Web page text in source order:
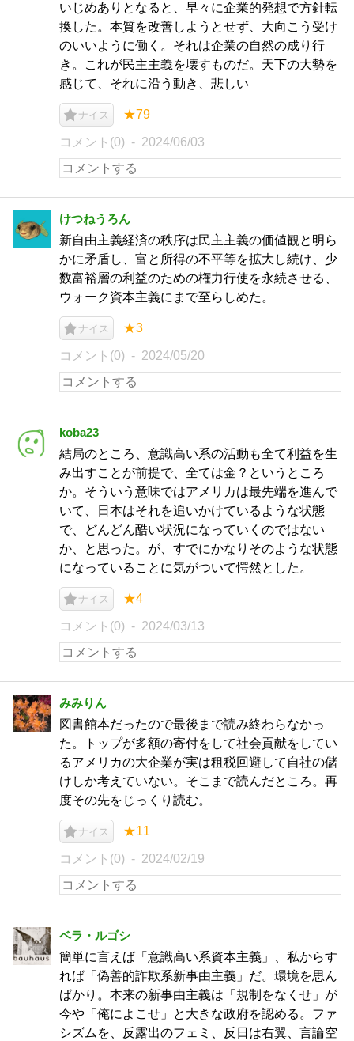
いじめありとなると、早々に企業的発想で方針転
換した。本質を改善しようとせず、大向こう受け
のいいように働く。それは企業の自然の成り行
き。これが民主主義を壊すものだ。天下の大勢を
感じて、それに沿う動き、悲しい
ナイス ★79
コメント(0) 2024/06/03
けつねうろん
新自由主義経済の秩序は民主主義の価値観と明ら
かに矛盾し、富と所得の不平等を拡大し続け、少
数富裕層の利益のための権力行使を永続させる、
ウォーク資本主義にまで至らしめた。
ナイス ★3
コメント(0) 2024/05/20
koba23
結局のところ、意識高い系の活動も全て利益を生
み出すことが前提で、全ては金？というところ
か。そういう意味ではアメリカは最先端を進んで
いて、日本はそれを追いかけているような状態
で、どんどん酷い状況になっていくのではない
か、と思った。が、すでにかなりそのような状態
になっていることに気がついて愕然とした。
ナイス ★4
コメント(0) 2024/03/13
みみりん
図書館本だったので最後まで読み終わらなかっ
た。トップが多額の寄付をして社会貢献をしてい
るアメリカの大企業が実は租税回避して自社の儲
けしか考えていない。そこまで読んだところ。再
度その先をじっくり読む。
ナイス ★11
コメント(0) 2024/02/19
ベラ・ルゴシ
簡単に言えば「意識高い系資本主義」、私からす
れば「偽善的詐欺系新事由主義」だ。環境を思ん
ばかり。本来の新事由主義は「規制をなくせ」が
今や「俺によこせ」と大きな政府を認める。ファ
シズムを、反露出のフェミ、反日は右翼、言論空